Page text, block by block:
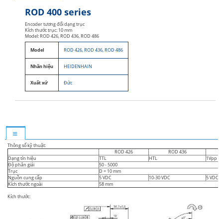
ROD 400 series
Encoder tương đối dạng trục
Kích thước trục: 10 mm
Model: ROD 426, ROD 436, ROD 486
Model ROD 426, ROD 436, ROD 486
Nhãn hiệu HEIDENHAIN
Xuất xứ Đức
Thông số kỹ thuật:
ROD 426
ROD 436
Dạng tín hiệu
TTL HTL
1Vpp
Độ phân giải
50 - 5000
Trục
D = 10 mm
Nguồn cung cấp
5 VDC 10-30 VDC
5 VDC
Kích thước ngoài
58 mm
Kích thước: